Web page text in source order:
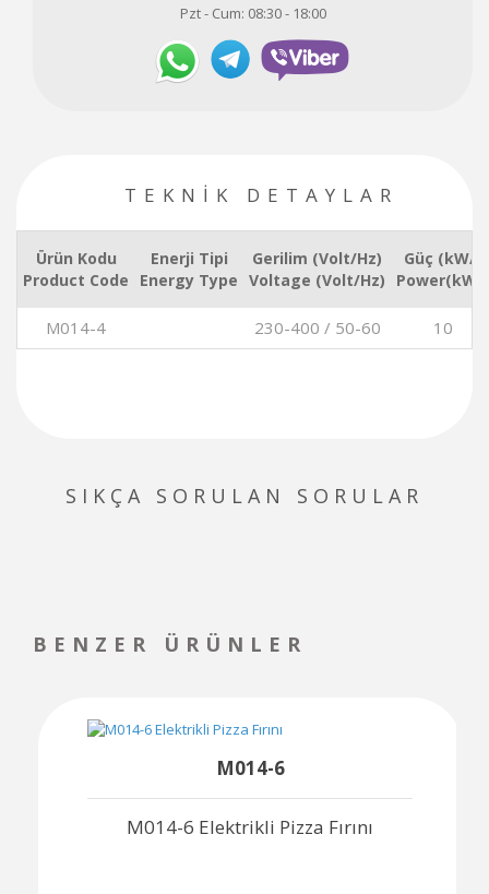
Pzt - Cum: 08:30 - 18:00
TEKNİK DETAYLAR
Ürün Kodu
Product Code
Enerji Tipi
Energy Type
Gerilim (Volt/Hz)
Voltage (Volt/Hz)
Güç (kW/)
Power(kW/)
M014-4 230-400 / 50-60 10
SIKÇA SORULAN SORULAR
BENZER ÜRÜNLER
M014-6
M014-6 Elektrikli Pizza Fırını